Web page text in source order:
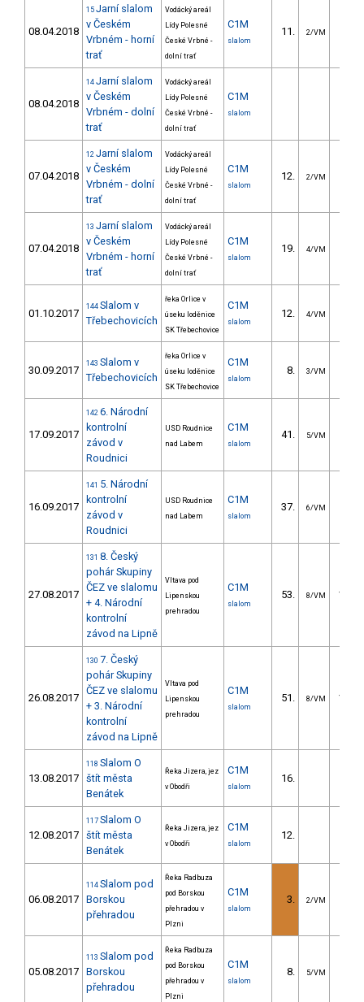
08.04.2018
15 Jarní slalom
v Českém
Vrbném - horní
trať
Vodácký areál
Lídy Polesné
České Vrbné -
dolní trať
C1M
slalom
11. 2/VM
08.04.2018
14 Jarní slalom
v Českém
Vrbném - dolní
trať
Vodácký areál
Lídy Polesné
České Vrbné -
dolní trať
C1M
slalom
07.04.2018
12 Jarní slalom
v Českém
Vrbném - dolní
trať
Vodácký areál
Lídy Polesné
České Vrbné -
dolní trať
C1M
slalom
12. 2/VM
07.04.2018
13 Jarní slalom
v Českém
Vrbném - horní
trať
Vodácký areál
Lídy Polesné
České Vrbné -
dolní trať
C1M
slalom
19. 4/VM
01.10.2017
144 Slalom v
Třebechovicích
řeka Orlice v
úseku loděnice
SK Třebechovice
C1M
slalom
12. 4/VM
30.09.2017
143 Slalom v
Třebechovicích
řeka Orlice v
úseku loděnice
SK Třebechovice
C1M
slalom
8. 3/VM
17.09.2017
142 6. Národní
kontrolní
závod v
Roudnici
USD Roudnice
nad Labem
C1M
slalom
41. 5/VM
16.09.2017
141 5. Národní
kontrolní
závod v
Roudnici
USD Roudnice
nad Labem
C1M
slalom
37. 6/VM
27.08.2017
131 8. Český
pohár Skupiny
ČEZ ve slalomu
+ 4. Národní
kontrolní
závod na Lipně
Vltava pod
Lipenskou
prehradou
C1M
slalom
53. 8/VM
26.08.2017
130 7. Český
pohár Skupiny
ČEZ ve slalomu
+ 3. Národní
kontrolní
závod na Lipně
Vltava pod
Lipenskou
prehradou
C1M
slalom
51. 8/VM
13.08.2017
118 Slalom O
štít města
Benátek
Řeka Jizera, jez
v Obodři
C1M
slalom
16.
12.08.2017
117 Slalom O
štít města
Benátek
Řeka Jizera, jez
v Obodři
C1M
slalom
12.
06.08.2017
114 Slalom pod
Borskou
přehradou
Řeka Radbuza
pod Borskou
přehradou v
Plzni
C1M
slalom
3. 2/VM
05.08.2017
113 Slalom pod
Borskou
přehradou
Řeka Radbuza
pod Borskou
přehradou v
Plzni
C1M
slalom
8. 5/VM